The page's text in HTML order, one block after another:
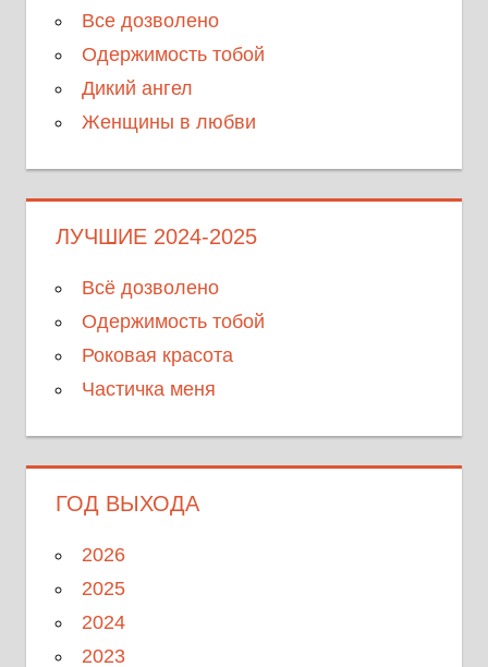
Все дозволено
Одержимость тобой
Дикий ангел
Женщины в любви
ЛУЧШИЕ 2024-2025
Всё дозволено
Одержимость тобой
Роковая красота
Частичка меня
ГОД ВЫХОДА
2026
2025
2024
2023